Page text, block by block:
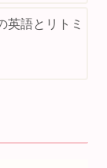
英語とリトミ